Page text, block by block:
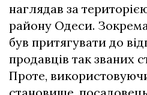
наглядав за
району Одеси.
був притягувати до
продавців так званих
Проте,